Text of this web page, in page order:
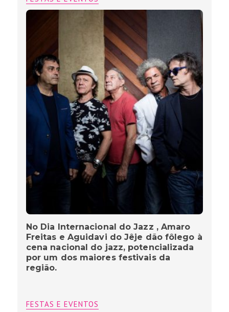
No Dia Internacional do Jazz , Amaro
Freitas e Aguidavi do Jêje dão fôlego à
cena nacional do jazz, potencializada
por um dos maiores festivais da
região.
FESTAS E EVENTOS